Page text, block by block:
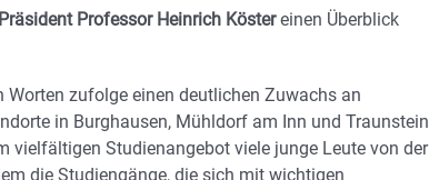
Professor Heinrich Köstereinen Überblick
Worten zufolge einen deutlichen Zuwachs an
in Burghausen, Mühldorf am Inn und Traunstein
vielfältigen Studienangebot viele junge Leute von der
die Studiengänge, die sich mit wichtigen